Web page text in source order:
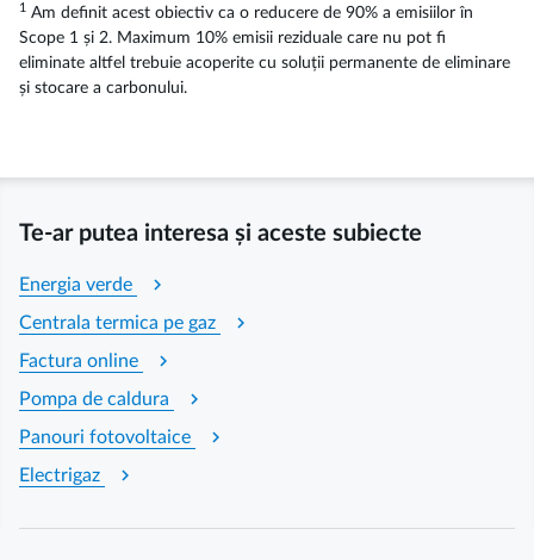
1
Am definit acest obiectiv ca o reducere de 90% a emisiilor în
Scope 1 și 2. Maximum 10% emisii reziduale care nu pot fi
eliminate altfel trebuie acoperite cu soluții permanente de eliminare
și stocare a carbonului.
Te-ar putea interesa și aceste subiecte
Energia verde chevron_right
Centrala termica pe gaz chevron_right
Factura online chevron_right
Pompa de caldura chevron_right
Panouri fotovoltaice chevron_right
Electrigaz chevron_right